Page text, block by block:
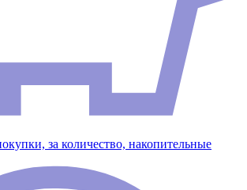
за количество, накопительные